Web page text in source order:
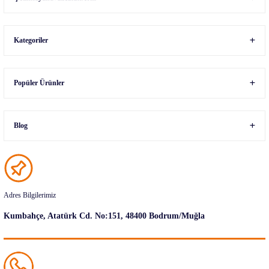
Kategoriler
Popüler Ürünler
Blog
Adres Bilgilerimiz
Kumbahçe, Atatürk Cd. No:151, 48400 Bodrum/Muğla